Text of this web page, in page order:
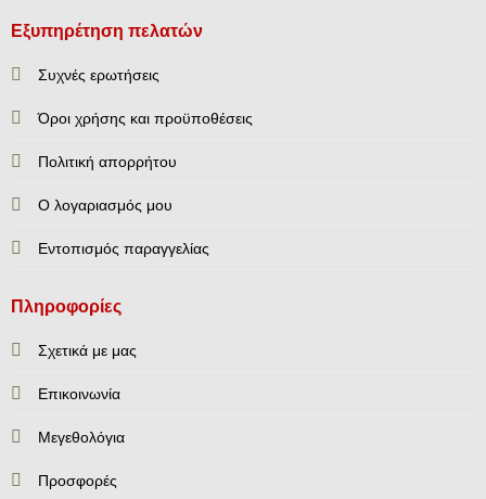
Εξυπηρέτηση πελατών
Συχνές ερωτήσεις
Όροι χρήσης και προϋποθέσεις
Πολιτική απορρήτου
Ο λογαριασμός μου
Εντοπισμός παραγγελίας
Πληροφορίες
Σχετικά με μας
Επικοινωνία
Mεγεθολόγια
Προσφορές